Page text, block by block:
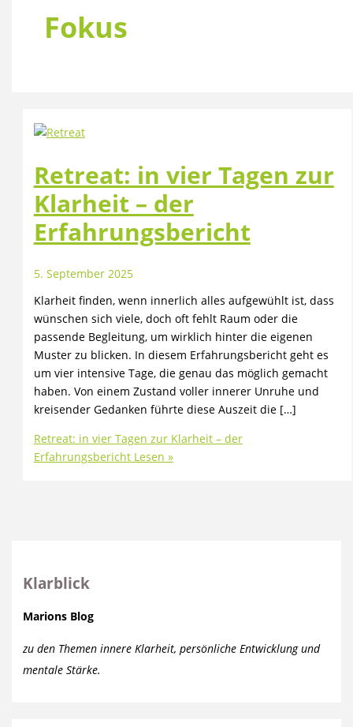
Fokus
Retreat: in vier Tagen zur
Klarheit – der
Erfahrungsbericht
5. September 2025
Klarheit finden, wenn innerlich alles aufgewühlt ist, dass
wünschen sich viele, doch oft fehlt Raum oder die
passende Begleitung, um wirklich hinter die eigenen
Muster zu blicken. In diesem Erfahrungsbericht geht es
um vier intensive Tage, die genau das möglich gemacht
haben. Von einem Zustand voller innerer Unruhe und
kreisender Gedanken führte diese Auszeit die […]
Retreat: in vier Tagen zur Klarheit – der
ErfahrungsberichtLesen »
Klarblick
Marions Blog
zu den Themen innere Klarheit, persönliche Entwicklung und
mentale Stärke.